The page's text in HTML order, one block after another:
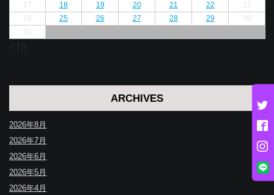
17
18 19 20 21 22
23
24
25 26 27 28 29
30
31
« 7月
ARCHIVES
2026年8月
2026年7月
2026年6月
2026年5月
2026年4月